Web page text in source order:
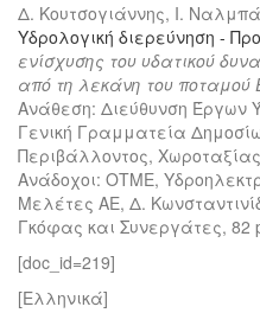
Δ. Κουτσογιάννης, Ι.
Υδρολογική διερεύνηση -
ενίσχυσης του υδατικού
από τη λεκάνη του ποταμού
Ανάθεση: Διεύθυνση Έργων
Γενική Γραμματεία
Περιβάλλοντος,
Ανάδοχοι: ΟΤΜΕ,
Μελέτες ΑΕ, Δ.
Γκόφας και Συνεργάτες, 82
[doc_id=219]
[Ελληνικά]